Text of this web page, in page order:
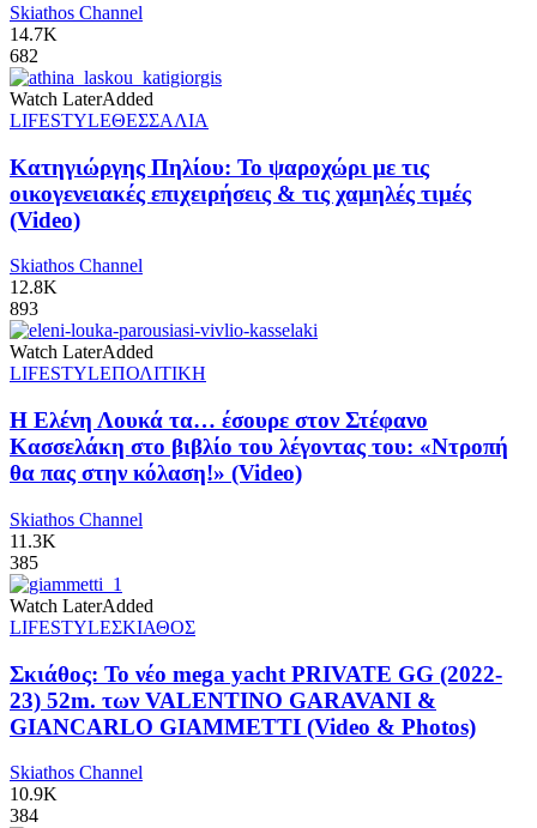
Skiathos Channel
14.7K
682
Watch LaterAdded
LIFESTYLEΘΕΣΣΑΛΙΑ
Κατηγιώργης Πηλίου: Το ψαροχώρι με τις
οικογενειακές επιχειρήσεις & τις χαμηλές τιμές
(Video)
Skiathos Channel
12.8K
893
Watch LaterAdded
LIFESTYLEΠΟΛΙΤΙΚΗ
Η Ελένη Λουκά τα… έσουρε στον Στέφανο
Κασσελάκη στο βιβλίο του λέγοντας του: «Ντροπή
θα πας στην κόλαση!» (Video)
Skiathos Channel
11.3K
385
Watch LaterAdded
LIFESTYLEΣΚΙΑΘΟΣ
Σκιάθος: Το νέο mega yacht PRIVATE GG (2022-
23) 52m. των VALENTINO GARAVANI &
GIANCARLO GIAMMETTI (Video & Photos)
Skiathos Channel
10.9K
384